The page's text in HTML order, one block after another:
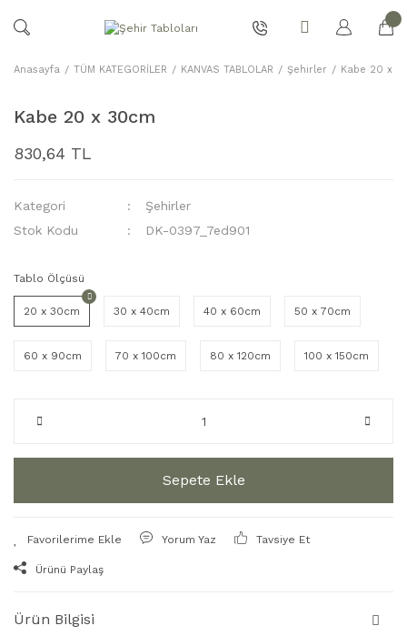
Anasayfa TÜM KATEGORİLER KANVAS TABLOLAR Şehirler Kabe 20 x
Kabe 20 x 30cm
830,64 TL
Kategori
Şehirler
Stok Kodu
DK-0397_7ed901
Tablo Ölçüsü
20 x 30cm 30 x 40cm 40 x 60cm 50 x 70cm
60 x 90cm 70 x 100cm 80 x 120cm 100 x 150cm
Sepete Ekle
Yorum Yaz Tavsiye Et
Ürünü Paylaş
Ürün Bilgisi